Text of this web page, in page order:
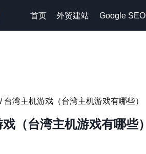
首页 外贸建站 Google SEO
/ 台湾主机游戏（台湾主机游戏有哪些）
（台湾主机游戏有哪些）